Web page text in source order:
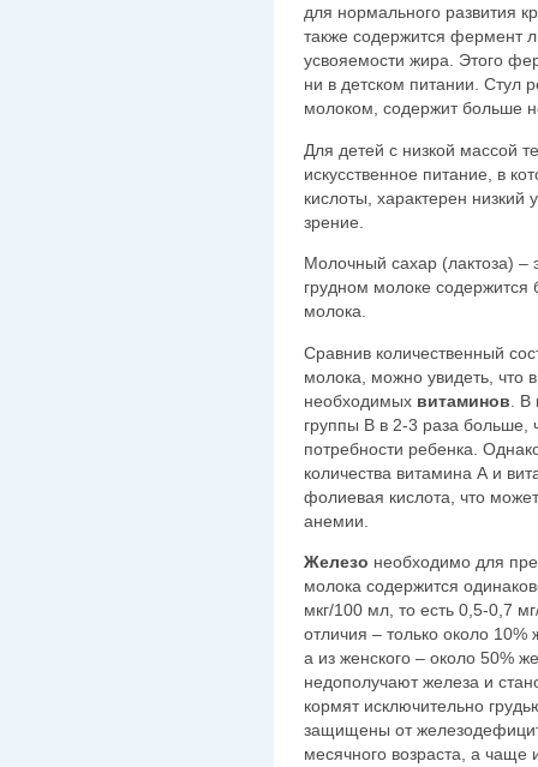
для нормального развития
также содержится фермент
усвояемости жира. Этого
ни в детском питании. Стул
молоком, содержит больше
Для детей с низкой массой
искусственное питание, в
кислоты, характерен низкий
зрение.
Молочный сахар (лактоза) –
грудном молоке содержится
молока.
Сравнив количественный
молока, можно увидеть, что
необходимых витаминов .
группы В в 2-3 раза больше,
потребности ребенка.
количества витамина А и
фолиевая кислота, что
анемии.
Железо необходимо для
молока содержится
мкг/100 мл, то есть 0,5-0,7
отличия – только около 10%
а из женского – около 50%
недополучают железа и
кормят исключительно
защищены от
месячного возраста, а чаще